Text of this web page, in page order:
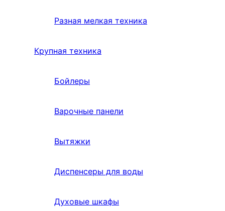
Разная мелкая техника
Крупная техника
Бойлеры
Варочные панели
Вытяжки
Диспенсеры для воды
Духовые шкафы